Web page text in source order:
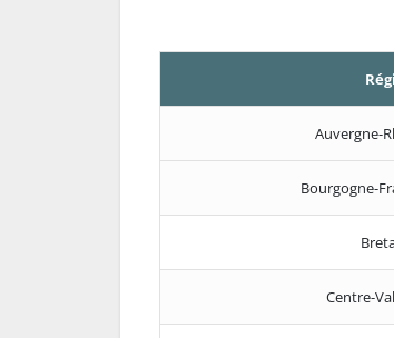
Auvergne-
Bourgogne-
Centre-